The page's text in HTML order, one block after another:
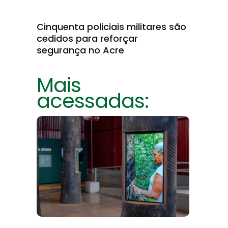
Cinquenta policiais militares são
cedidos para reforçar
segurança no Acre
Mais
acessadas: